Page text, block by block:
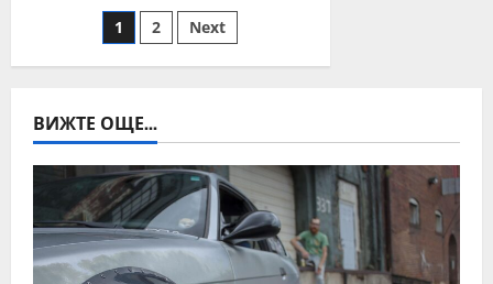
в
София,
а
Разделяне
на
публикациите
на
страници
1 2 Next
ВИЖТЕ ОЩЕ...